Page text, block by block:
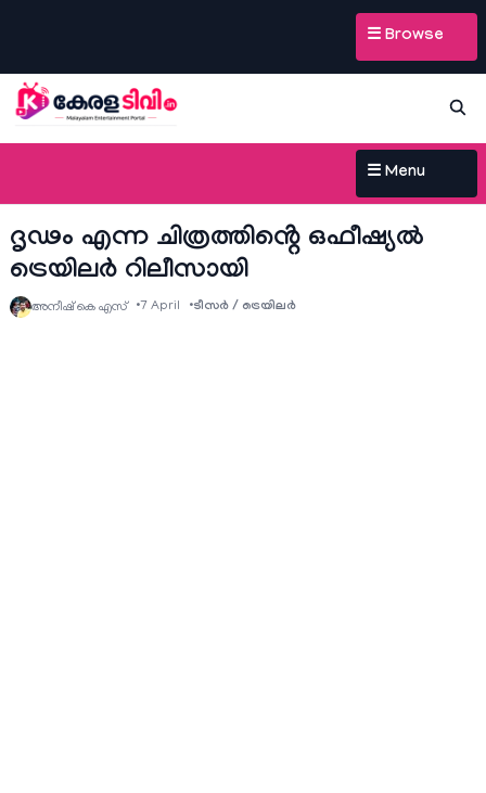
☰ Browse
☰ Menu
ദൃഢം എന്ന ചിത്രത്തിൻ്റെ ഒഫീഷ്യൽ
ട്രെയിലർ റിലീസായി
അനീഷ്‌ കെ എസ് 7 April ടീസര്‍ / ട്രെയിലര്‍